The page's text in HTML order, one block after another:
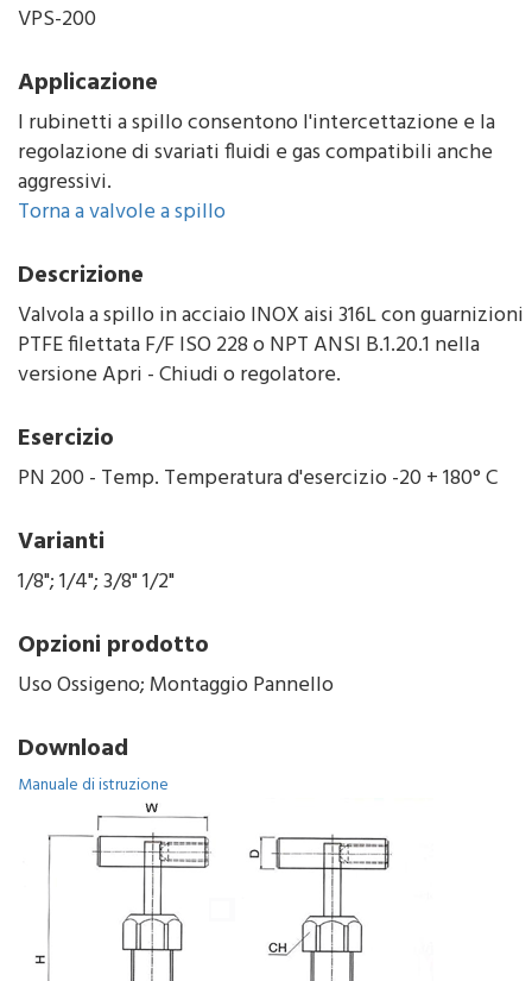
VPS-200
Applicazione
I rubinetti a spillo consentono l'intercettazione e la
regolazione di svariati fluidi e gas compatibili anche
aggressivi.
Torna a valvole a spillo
Descrizione
Valvola a spillo in acciaio INOX aisi 316L con guarnizioni
PTFE filettata F/F ISO 228 o NPT ANSI B.1.20.1 nella
versione Apri - Chiudi o regolatore.
Esercizio
PN 200 - Temp. Temperatura d'esercizio -20 + 180° C
Varianti
1/8"; 1/4"; 3/8" 1/2"
Opzioni prodotto
Uso Ossigeno; Montaggio Pannello
Download
Manuale di istruzione